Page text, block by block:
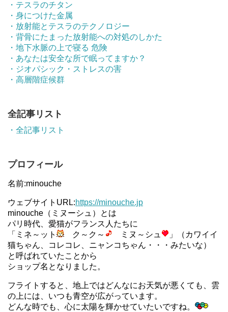
・テスラのチタン
・身につけた金属
・放射能とテスラのテクノロジー
・背骨にたまった放射能への対処のしかた
・地下水脈の上で寝る 危険
・あなたは安全な所で眠ってますか？
・ジオパシック・ストレスの害
・高層階症候群
全記事リスト
・全記事リスト
プロフィール
名前:minouche
ウェブサイトURL:https://minouche.jp
minouche（ミヌーシュ）とは
パリ時代、愛猫がフランス人たちに
「ミネ～ット
ク～ク～ ミヌ～シュ
」（カワイイ
猫ちゃん、コレコレ、ニャンコちゃん・・・みたいな）
と呼ばれていたことから
ショップ名となりました。
フライトすると、地上ではどんなにお天気が悪くても、雲
の上には、いつも青空が広がっています。
どんな時でも、心に太陽を輝かせていたいですね。